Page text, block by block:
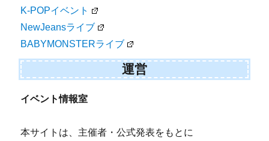
K-POPイベント
NewJeansライブ
BABYMONSTERライブ
運営
イベント情報室
本サイトは、主催者・公式発表をもとに